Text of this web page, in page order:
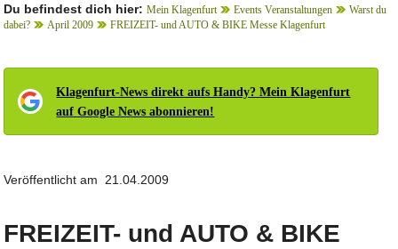
Du befindest dich hier: Mein Klagenfurt Events Veranstaltungen
Warst du
dabei?
April 2009 FREIZEIT- und AUTO & BIKE Messe Klagenfurt
Klagenfurt-News direkt aufs Handy? Mein Klagenfurt
auf Google News abonnieren!
Veröffentlicht am 21.04.2009
FREIZEIT- und AUTO & BIKE